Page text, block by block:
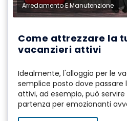
Arredamento E Manutenzione
Come attrezzare la
vacanzieri attivi
Idealmente, l'alloggio per le
semplice posto dove passare
attivi, ad esempio, può
partenza per emozionanti